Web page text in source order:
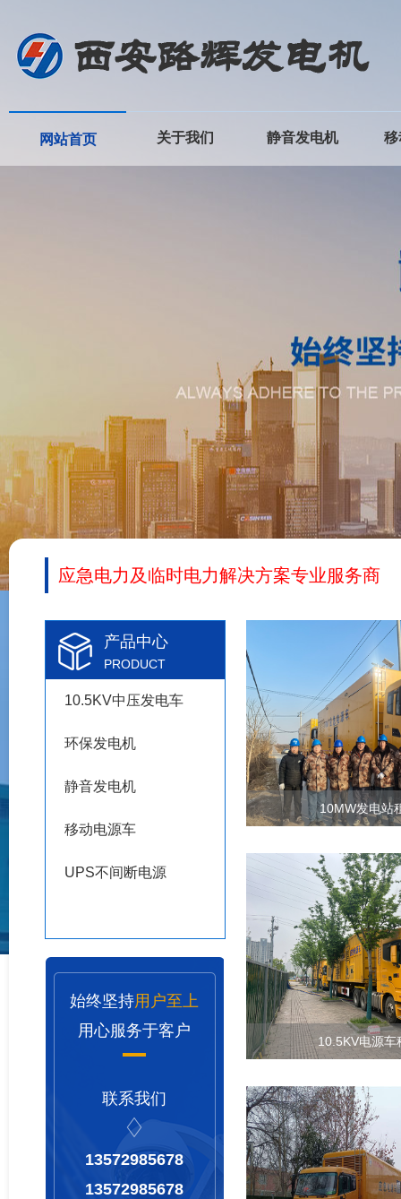
网站首页 关于我们 静音发电机 移
应急电力及临时电力解决方案专业服务商
产品中心
PRODUCT
10.5KV中压发电车
环保发电机
静音发电机
移动电源车
UPS不间断电源
始终坚持用户至上
用心服务于客户
联系我们
13572985678
13572985678
10MW发电站
10.5KV电源车